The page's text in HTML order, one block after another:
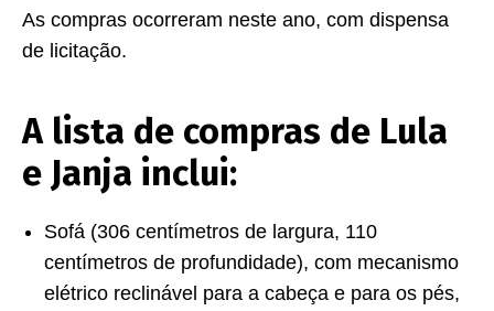
As compras ocorreram neste ano, com dispensa
de licitação.
A lista de compras de Lula
e Janja inclui:
Sofá (306 centímetros de largura, 110
centímetros de profundidade), com mecanismo
elétrico reclinável para a cabeça e para os pés,